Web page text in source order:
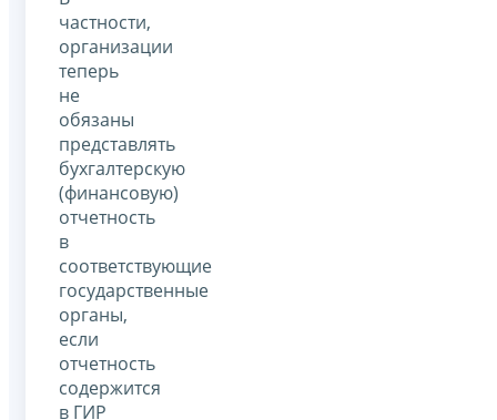
частности,
организации
теперь
не
обязаны
представлять
бухгалтерскую
(финансовую)
отчетность
в
соответствующие
государственные
органы,
если
отчетность
содержится
в ГИР